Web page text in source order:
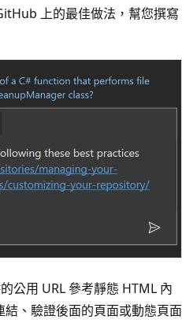
上的最佳做法，幫您撰寫
公用 URL 參考靜態 HTML 內
、驗證後面的頁面或動態頁面